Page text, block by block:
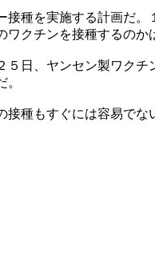
種を実施する計画だ
クチンを接種するのか
日、ヤンセン製ワク
種もすぐには容易で